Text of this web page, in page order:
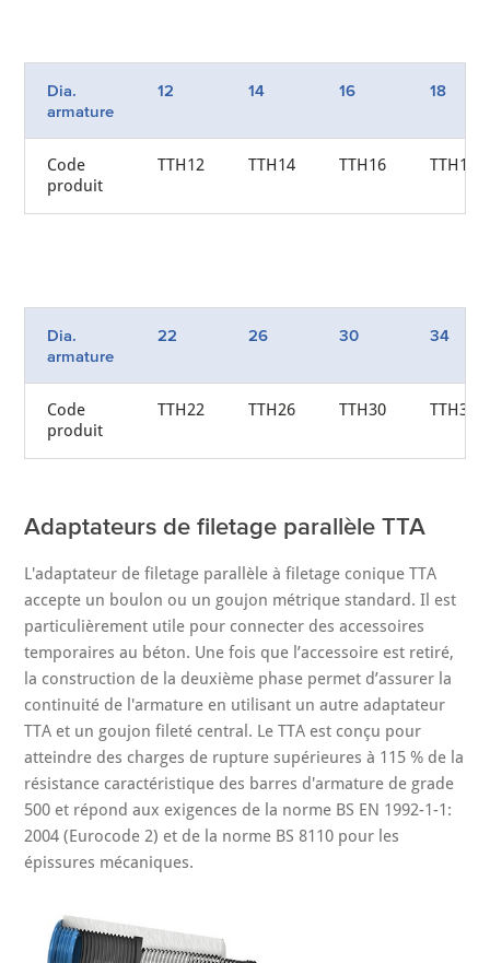
Dia.
armature
12 14 16 18
Code
produit
TTH12 TTH14 TTH16 TTH18
Dia.
armature
22 26 30 34
Code
produit
TTH22 TTH26 TTH30 TTH34
Adaptateurs de filetage parallèle TTA
L'adaptateur de filetage parallèle à filetage conique TTA
accepte un boulon ou un goujon métrique standard. Il est
particulièrement utile pour connecter des accessoires
temporaires au béton. Une fois que l’accessoire est retiré,
la construction de la deuxième phase permet d’assurer la
continuité de l'armature en utilisant un autre adaptateur
TTA et un goujon fileté central. Le TTA est conçu pour
atteindre des charges de rupture supérieures à 115 % de la
résistance caractéristique des barres d'armature de grade
500 et répond aux exigences de la norme BS EN 1992-1-1:
2004 (Eurocode 2) et de la norme BS 8110 pour les
épissures mécaniques.